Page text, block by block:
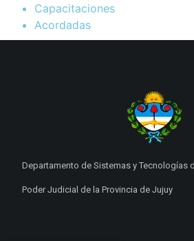
Capacitaciones
Acordadas
Departamento de Sistemas y Tecnologías
Poder Judicial de la Provincia de Jujuy